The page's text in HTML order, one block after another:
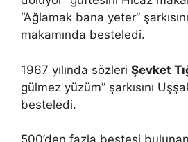
“Ağlamak bana yeter”
makamında besteledi.
1967 yılında sözleri Şevket
gülmez yüzüm” şarkısını
besteledi.
500’den fazla bestesi bulunan